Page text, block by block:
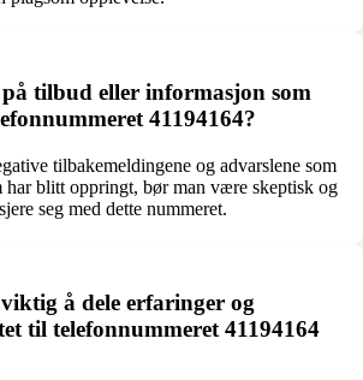
tilbud eller informasjon som
41194164?
tilbakemeldingene og advarslene som
har blitt oppringt, bør man være skeptisk og
seg med dette nummeret.
å dele erfaringer og
til telefonnummeret 41194164